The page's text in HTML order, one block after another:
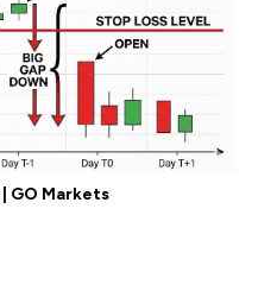
| GO Markets